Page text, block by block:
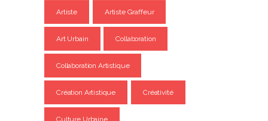
Artiste Artiste Graffeur
Art Urbain Collaboration
Collaboration Artistique
Création Artistique Créativité
Culture Urbaine